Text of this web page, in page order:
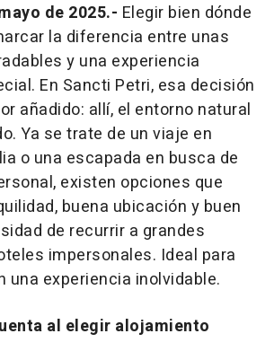
de 2025.- Elegir bien dónde
la diferencia entre unas
y una experiencia
En Sancti Petri, esa decisión
añadido: allí, el entorno natural
Ya se trate de un viaje en
o una escapada en busca de
existen opciones que
buena ubicación y buen
de recurrir a grandes
impersonales. Ideal para
una experiencia inolvidable.
al elegir alojamiento